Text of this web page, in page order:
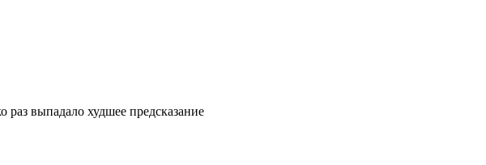
раз выпадало худшее предсказание